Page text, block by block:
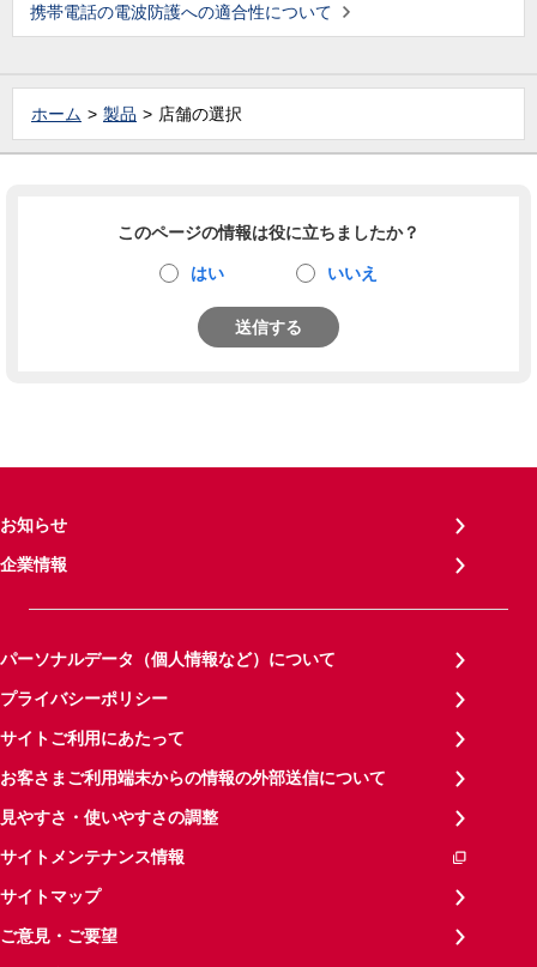
携帯電話の電波防護への適合性について
ホーム 製品 店舗の選択
このページの情報は役に立ちましたか？
はい いいえ
送信する
お知らせ
企業情報
パーソナルデータ（個人情報など）について
プライバシーポリシー
サイトご利用にあたって
お客さまご利用端末からの情報の外部送信について
見やすさ・使いやすさの調整
サイトメンテナンス情報
サイトマップ
ご意見・ご要望